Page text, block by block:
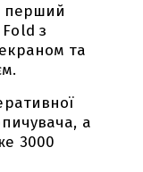
перший
з
та
а
3000